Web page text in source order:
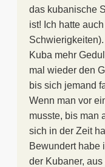
das kubanische
ist! Ich hatte
Kuba mehr
mal wieder den
bis sich jemand
Wenn man vor
musste, bis man
sich in der Zeit
Bewundert habe
der Kubaner,